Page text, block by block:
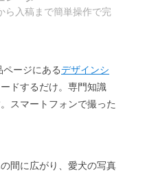
ら入稿まで簡単操作で完
ージにあるデザインシ
ドするだけ。専門知識
スマートフォンで撮った
間に広がり、愛犬の写真